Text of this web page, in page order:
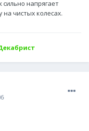
сильно напрягает
чистых колесах.